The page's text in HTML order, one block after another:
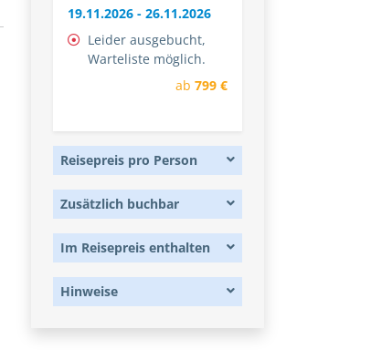
19.11.2026 - 26.11.2026
Leider ausgebucht,
Warteliste möglich.
ab 799 €
Reisepreis pro Person
Zusätzlich buchbar
Im Reisepreis enthalten
Hinweise